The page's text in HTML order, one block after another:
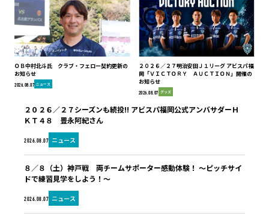
ＯＢ中村北斗氏 クラブ・フェロー契約更新の
お知らせ
2026.08.07 ニュース
２０２６／２７明治安田Ｊ１リーグ アビスパ福
岡「ＶＩＣＴＯＲＹ ＡＵＣＴＩＯＮ」開催の
お知らせ
2026.08.07 グッズ
2026.08.07 ニュース
２０２６／２７シーズンも続投!! アビスパ福岡公式アンバサダーＨ
ＫＴ４８ 豊永阿紀さん
2026.08.07 ニュース
８／８（土）神戸戦 両チームサポーター感動体験！ ～ピッチサイ
ドで練習見学をしよう！～